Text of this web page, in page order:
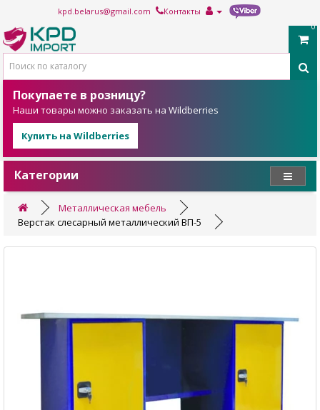
kpd.belarus@gmail.com
Контакты
0
Покупаете в розницу?
Наши товары можно заказать на Wildberries
Купить на Wildberries
Категории
Металлическая мебель
Верстак слесарный металлический ВП-5